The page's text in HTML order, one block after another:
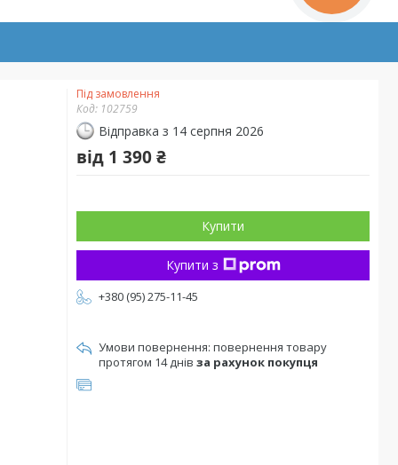
Під замовлення
Код: 102759
Відправка з 14 серпня 2026
від 1 390 ₴
Купити
Купити з
+380 (95) 275-11-45
повернення товару
протягом 14 днів за рахунок покупця